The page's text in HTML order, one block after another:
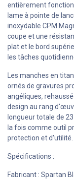
entièrement
lame à pointe de
inoxydable CPM
coupe et une
plat et le bord
les tâches
Les manches en
ornés de gravures
angéliques,
design au rang
longueur totale de
la fois comme outil
protection et d'utilité.
Spécifications :
Fabricant : Spartan